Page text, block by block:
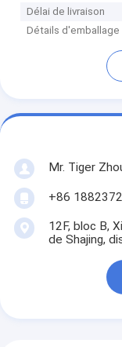
Délai de livraison
Détails d'emballage
Mr. Tiger
+86
12F, bloc B,
de Shajing,